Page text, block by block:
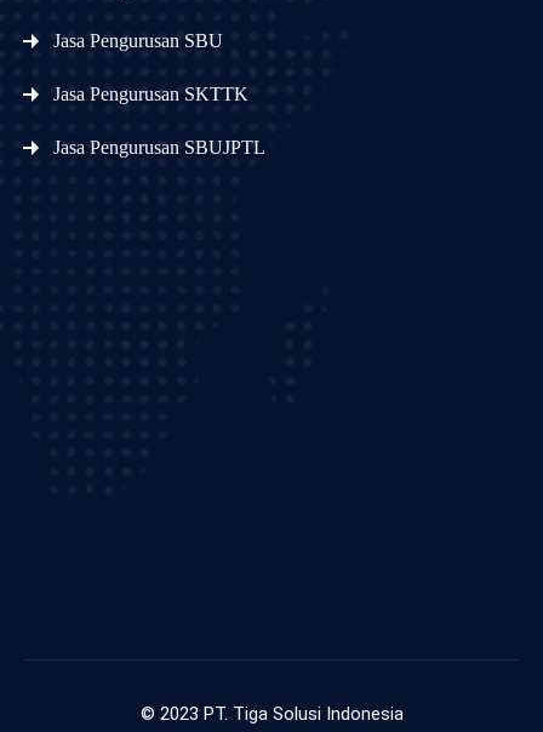
Jasa Pengurusan SBU
Jasa Pengurusan SKTTK
Jasa Pengurusan SBUJPTL
© 2023 PT. Tiga Solusi Indonesia